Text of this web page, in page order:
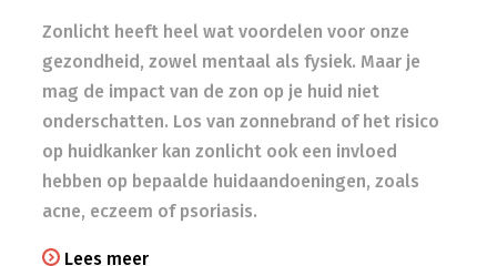
Zonlicht heeft heel wat voordelen voor onze
gezondheid, zowel mentaal als fysiek. Maar je
mag de impact van de zon op je huid niet
onderschatten. Los van zonnebrand of het risico
op huidkanker kan zonlicht ook een invloed
hebben op bepaalde huidaandoeningen, zoals
acne, eczeem of psoriasis.
Lees meer